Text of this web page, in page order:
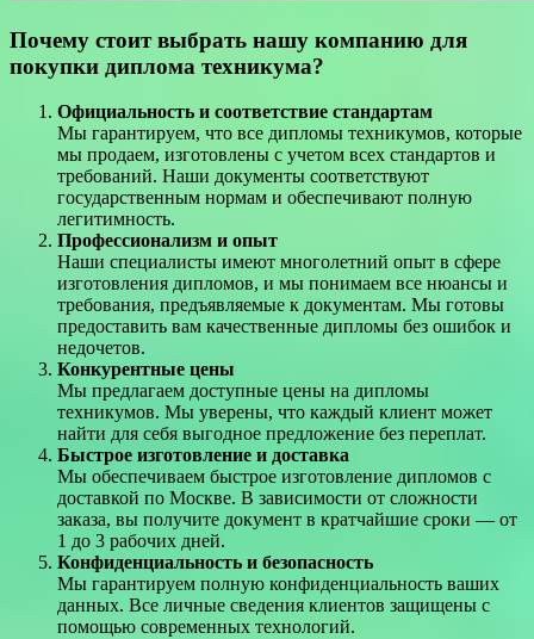
Почему стоит выбрать нашу компанию для
покупки диплома техникума?
Официальность и соответствие стандартам
Мы гарантируем, что все дипломы техникумов, которые
мы продаем, изготовлены с учетом всех стандартов и
требований. Наши документы соответствуют
государственным нормам и обеспечивают полную
легитимность.
Профессионализм и опыт
Наши специалисты имеют многолетний опыт в сфере
изготовления дипломов, и мы понимаем все нюансы и
требования, предъявляемые к документам. Мы готовы
предоставить вам качественные дипломы без ошибок и
недочетов.
Конкурентные цены
Мы предлагаем доступные цены на дипломы
техникумов. Мы уверены, что каждый клиент может
найти для себя выгодное предложение без переплат.
Быстрое изготовление и доставка
Мы обеспечиваем быстрое изготовление дипломов с
доставкой по Москве. В зависимости от сложности
заказа, вы получите документ в кратчайшие сроки — от
1 до 3 рабочих дней.
Конфиденциальность и безопасность
Мы гарантируем полную конфиденциальность ваших
данных. Все личные сведения клиентов защищены с
помощью современных технологий.